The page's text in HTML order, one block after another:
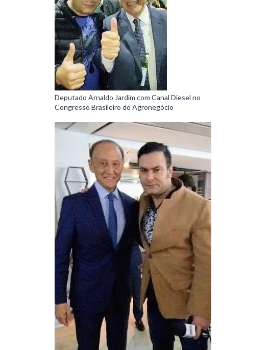
Deputado Arnaldo Jardim com Canal Diesel no
Congresso Brasileiro do Agronegócio